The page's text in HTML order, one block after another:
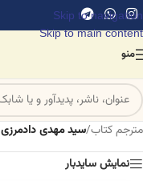
Skip to navigation
Skip to main content
منو
مترجم کتاب/سید مهدی دادمرزی
نمایش سایدبار